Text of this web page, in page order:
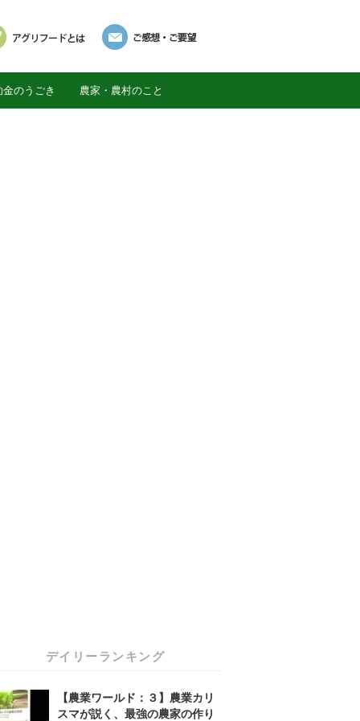
のうごき 農家・農村のこと
デイリーランキング
【農業ワールド：３】農業カリ
スマが説く、最強の農家の作り